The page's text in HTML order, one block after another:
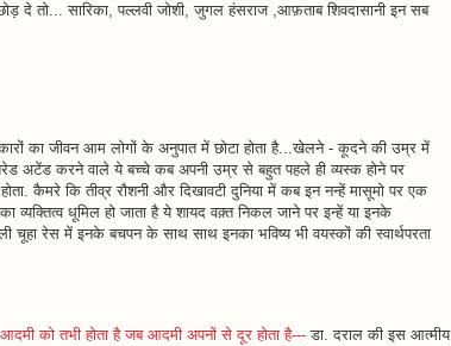
दे तो... सारिका, पल्लवी जोशी, जुगल हंसराज ,आफ़ताब शिवदासानी इन सब
का जीवन आम लोगों के अनुपात में छोटा होता है...खेलने - कूदने की उम्र में
अटेंड करने वाले ये बच्चे कब अपनी उम्र से बहुत पहले ही व्यस्क होने पर
कैमरे कि तीव्र रौशनी और दिखावटी दुनिया में कब इन नन्हें मासूमो पर एक
धूमिल हो जाता है ये शायद वक़्त निकल जाने पर इन्हें या इनके
चूहा रेस में इनके बचपन के साथ साथ इनका भविष्य भी वयस्कों की स्वार्थपरता
को तभी होता है जब आदमी अपनों से दूर होता है---डा. दराल की इस आत्मीय